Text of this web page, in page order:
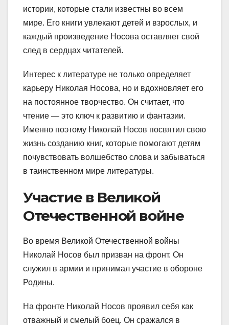
истории, которые стали известны во всем
мире. Его книги увлекают детей и взрослых, и
каждый произведение Носова оставляет свой
след в сердцах читателей.
Интерес к литературе не только определяет
карьеру Николая Носова, но и вдохновляет его
на постоянное творчество. Он считает, что
чтение — это ключ к развитию и фантазии.
Именно поэтому Николай Носов посвятил свою
жизнь созданию книг, которые помогают детям
почувствовать волшебство слова и забываться
в таинственном мире литературы.
Участие в Великой
Отечественной войне
Во время Великой Отечественной войны
Николай Носов был призван на фронт. Он
служил в армии и принимал участие в обороне
Родины.
На фронте Николай Носов проявил себя как
отважный и смелый боец. Он сражался в